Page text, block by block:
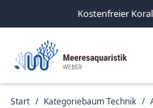
Kostenfreier
Start / Kategoriebaum Technik /